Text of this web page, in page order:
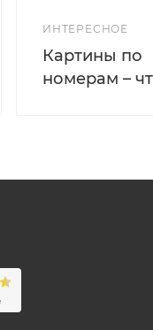
ИНТЕРЕСНОЕ
Картины по
номерам –